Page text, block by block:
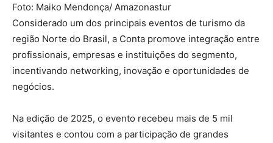
Foto: Maiko Mendonça/ Amazonastur
Considerado um dos principais eventos de turismo da
região Norte do Brasil, a Conta promove integração entre
profissionais, empresas e instituições do segmento,
incentivando networking, inovação e oportunidades de
negócios.
Na edição de 2025, o evento recebeu mais de 5 mil
visitantes e contou com a participação de grandes